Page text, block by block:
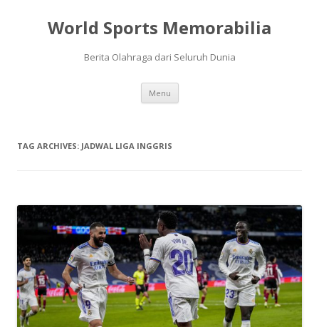
World Sports Memorabilia
Berita Olahraga dari Seluruh Dunia
Menu Skip
content
TAG ARCHIVES: JADWAL LIGA INGGRIS